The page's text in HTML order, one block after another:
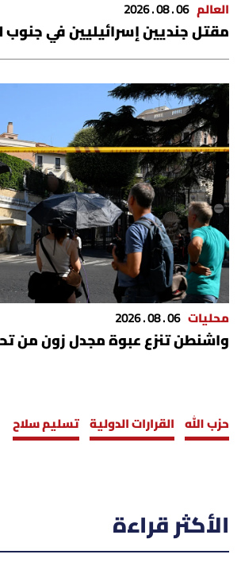
العالم 06 . 08 . 2026
مقتل جنديين إسرائيليين في جنوب
محليات 06 . 08 . 2026
واشنطن تنزع عبوة مجدل زون من
حزب الله القرارات الدولية تسليم سلاح
الأكثر قراءة